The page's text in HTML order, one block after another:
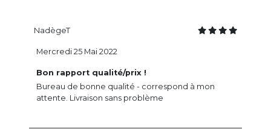
NadègeT
Bon rapport qualité/prix !
Bureau de bonne qualité - correspond à mon
attente. Livraison sans problème
Mercredi 25 Mai 2022